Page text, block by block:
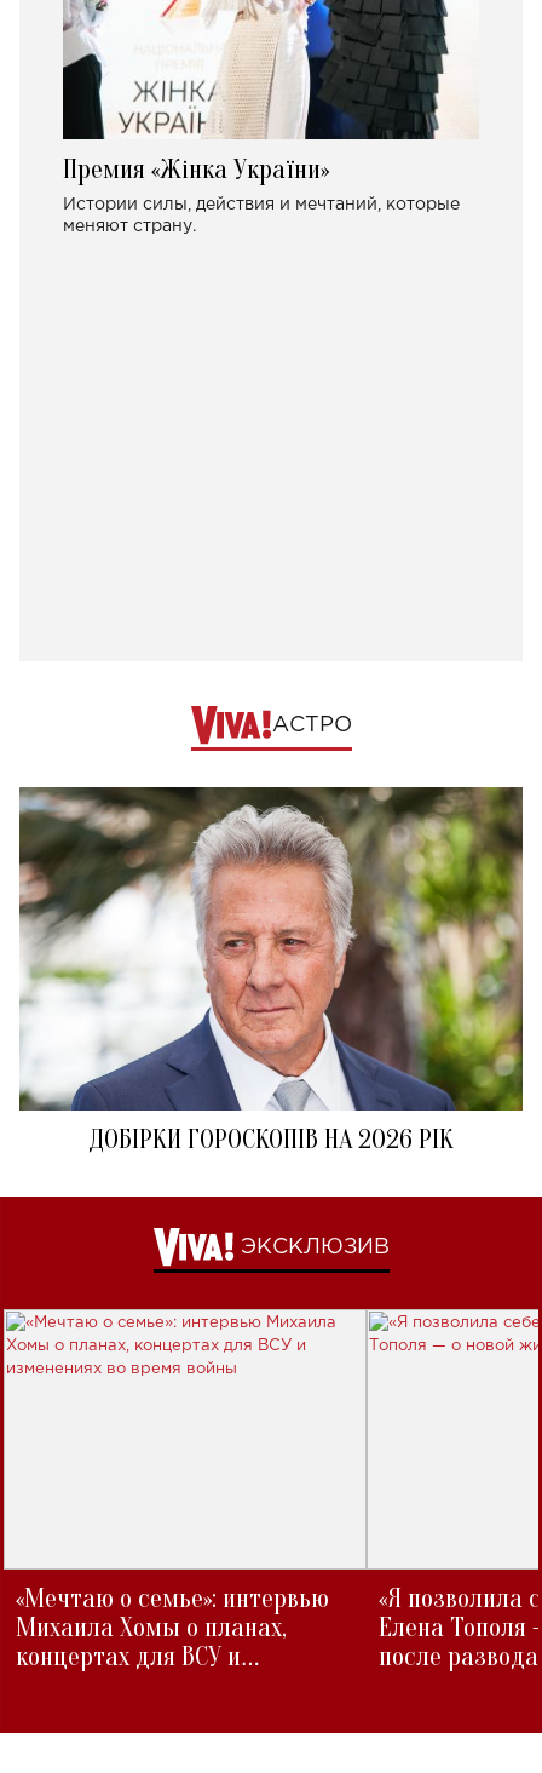
Премия «Жінка України»
Истории силы, действия и мечтаний, которые
меняют страну.
АСТРО
ДОБІРКИ ГОРОСКОПІВ НА 2026 РІК
ЭКСКЛЮЗИВ
«Мечтаю о семье»: интервью
Михаила Хомы о планах,
концертах для ВСУ и
«Я позволила
Елена Тополя
после развода